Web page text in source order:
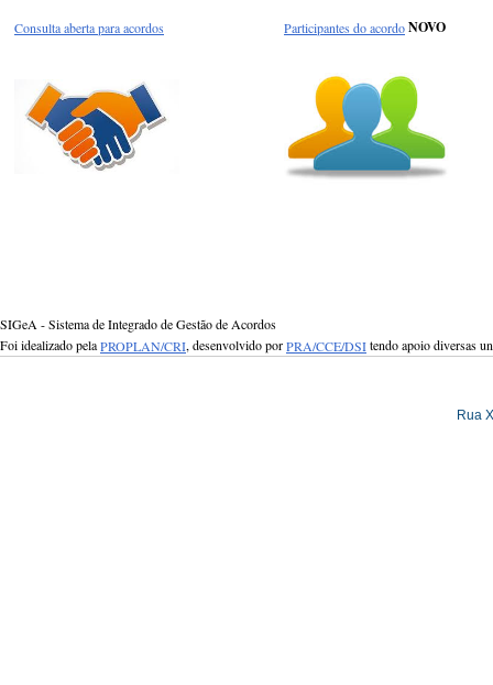
Consulta aberta para acordos Participantes do acordoNOVO
SIGeA - Sistema de Integrado de Gestão de Acordos
Foi idealizado pelaPROPLAN/CRI, desenvolvido porPRA/CCE/DSItendo apoio diversas
Rua